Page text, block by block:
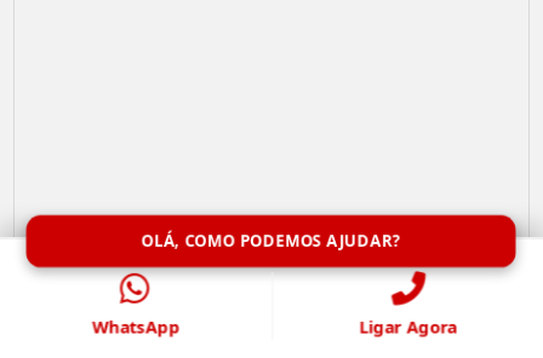
Limpeza de Caixa de Água
OLÁ, COMO PODEMOS AJUDAR?
WhatsApp Ligar Agora